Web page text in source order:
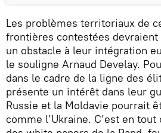
Les problèmes territoriaux de
frontières contestées
un obstacle à leur intégration
le souligne Arnaud Develay.
dans le cadre de la ligne des
présente un intérêt dans leur
Russie et la Moldavie pourrait
comme l’Ukraine. C’est en